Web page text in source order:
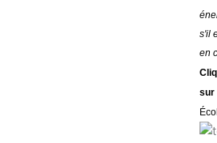
s'il
en
sur